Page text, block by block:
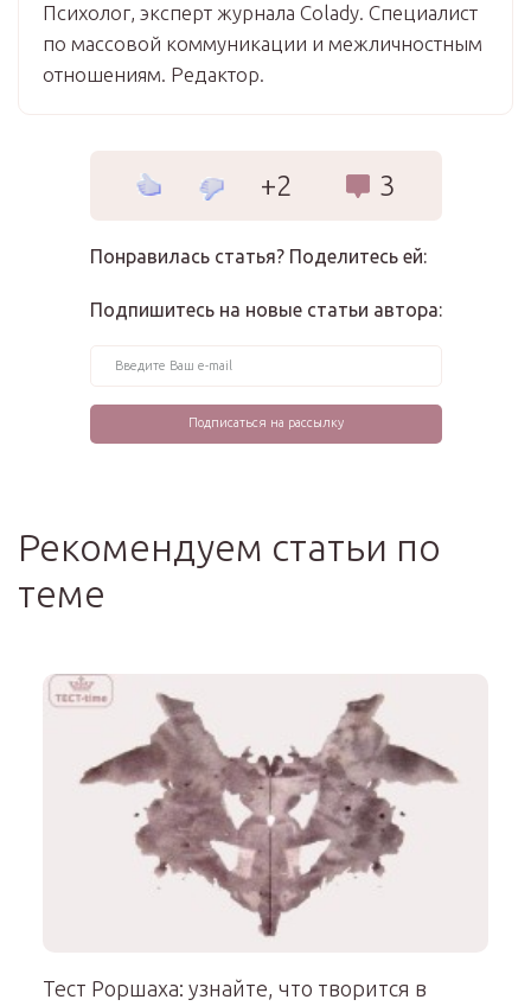
Психолог, эксперт журнала Colady. Специалист
по массовой коммуникации и межличностным
отношениям. Редактор.
+2 3
Понравилась статья? Поделитесь ей:
Подпишитесь на новые статьи автора:
Рекомендуем статьи по
теме
Тест Роршаха: узнайте, что творится в